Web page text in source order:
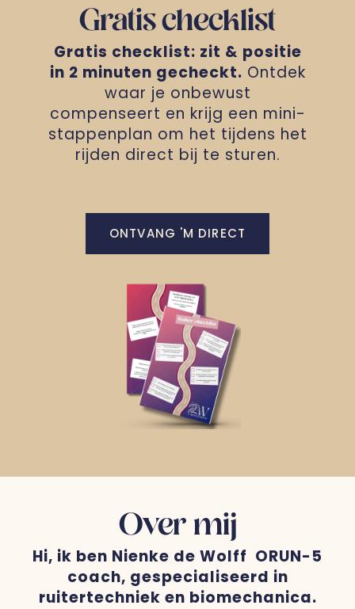
Gratis checklist
Gratis checklist: zit & positie
in 2 minuten gecheckt. Ontdek
waar je onbewust
compenseert en krijg een mini-
stappenplan om het tijdens het
rijden direct bij te sturen.
ONTVANG 'M DIRECT
Over mij
Hi, ik ben Nienke de Wolff ORUN-5
coach, gespecialiseerd in
ruitertechniek en biomechanica.